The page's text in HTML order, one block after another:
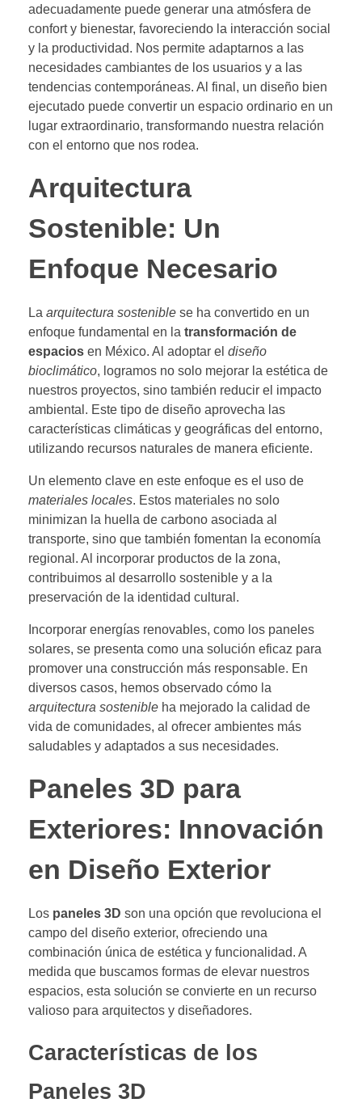
adecuadamente puede generar una atmósfera de
confort y bienestar, favoreciendo la interacción social
y la productividad. Nos permite adaptarnos a las
necesidades cambiantes de los usuarios y a las
tendencias contemporáneas. Al final, un diseño bien
ejecutado puede convertir un espacio ordinario en un
lugar extraordinario, transformando nuestra relación
con el entorno que nos rodea.
Arquitectura
Sostenible: Un
Enfoque Necesario
La arquitectura sostenible se ha convertido en un
enfoque fundamental en la transformación de
espacios en México. Al adoptar el diseño
bioclimático, logramos no solo mejorar la estética de
nuestros proyectos, sino también reducir el impacto
ambiental. Este tipo de diseño aprovecha las
características climáticas y geográficas del entorno,
utilizando recursos naturales de manera eficiente.
Un elemento clave en este enfoque es el uso de
materiales locales. Estos materiales no solo
minimizan la huella de carbono asociada al
transporte, sino que también fomentan la economía
regional. Al incorporar productos de la zona,
contribuimos al desarrollo sostenible y a la
preservación de la identidad cultural.
Incorporar energías renovables, como los paneles
solares, se presenta como una solución eficaz para
promover una construcción más responsable. En
diversos casos, hemos observado cómo la
arquitectura sostenible ha mejorado la calidad de
vida de comunidades, al ofrecer ambientes más
saludables y adaptados a sus necesidades.
Paneles 3D para
Exteriores: Innovación
en Diseño Exterior
Los paneles 3D son una opción que revoluciona el
campo del diseño exterior, ofreciendo una
combinación única de estética y funcionalidad. A
medida que buscamos formas de elevar nuestros
espacios, esta solución se convierte en un recurso
valioso para arquitectos y diseñadores.
Características de los
Paneles 3D